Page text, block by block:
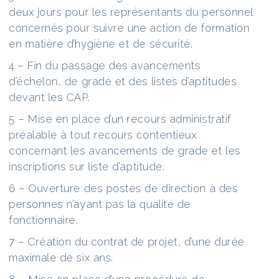
deux jours pour les représentants du personnel
concernés pour suivre une action de formation
en matière d’hygiène et de sécurité.
4 – Fin du passage des avancements
d’échelon, de grade et des listes d’aptitudes
devant les CAP.
5 – Mise en place d’un recours administratif
préalable à tout recours contentieux
concernant les avancements de grade et les
inscriptions sur liste d’aptitude.
6 – Ouverture des postes de direction à des
personnes n’ayant pas la qualité de
fonctionnaire.
7 – Création du contrat de projet, d’une durée
maximale de six ans.